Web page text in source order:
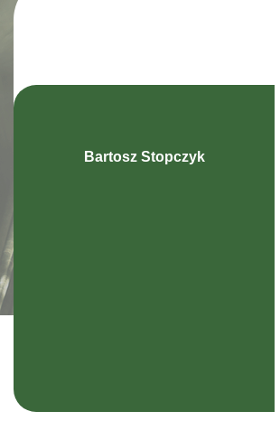
Bartosz Stopczyk